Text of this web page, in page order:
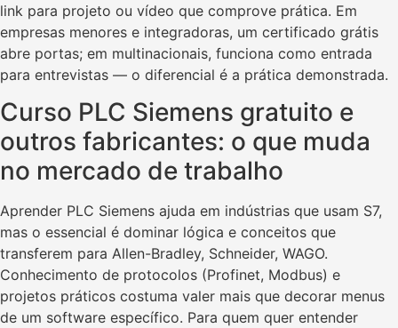
link para projeto ou vídeo que comprove prática. Em
empresas menores e integradoras, um certificado grátis
abre portas; em multinacionais, funciona como entrada
para entrevistas — o diferencial é a prática demonstrada.
Curso PLC Siemens gratuito e
outros fabricantes: o que muda
no mercado de trabalho
Aprender PLC Siemens ajuda em indústrias que usam S7,
mas o essencial é dominar lógica e conceitos que
transferem para Allen-Bradley, Schneider, WAGO.
Conhecimento de protocolos (Profinet, Modbus) e
projetos práticos costuma valer mais que decorar menus
de um software específico. Para quem quer entender